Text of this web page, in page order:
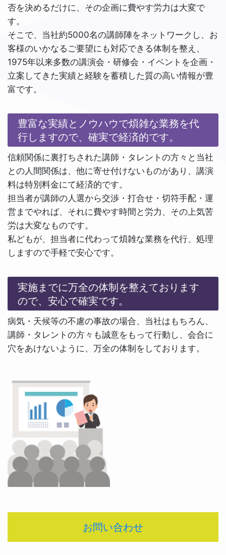
否を決めるだけに、その企画に費やす労力は大変で
す。
そこで、当社約5000名の講師陣をネットワークし、お
客様のいかなるご要望にも対応できる体制を整え、
1975年以来多数の講演会・研修会・イベントを企画・
立案してきた実績と経験を蓄積した質の高い情報が豊
富です。
豊富な実績とノウハウで煩雑な業務を代
行しますので、確実で経済的です。
信頼関係に裏打ちされた講師・タレントの方々と当社
との人間関係は、他に寄せ付けないものがあり、講演
料は特別料金にて経済的です。
担当者が講師の人選から交渉・打合せ・切符手配・運
営までやれば、それに費やす時間と労力、その上気苦
労は大変なものです。
私どもが、担当者に代わって煩雑な業務を代行、処理
しますので手軽で安心です。
実施までに万全の体制を整えております
ので、安心で確実です。
病気・天候等の不慮の事故の場合、当社はもちろん、
講師・タレントの方々も誠意をもって行動し、会合に
穴をあけないように、万全の体制をしております。
お問い合わせ